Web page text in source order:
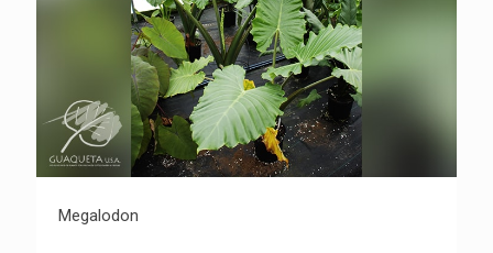
Megalodon